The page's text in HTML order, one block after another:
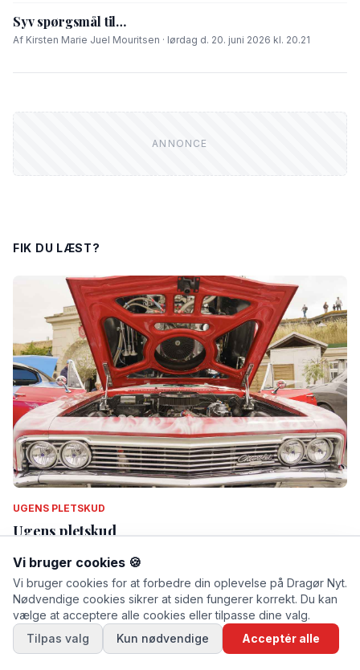
Syv spørgsmål til…
Af Kirsten Marie Juel Mouritsen · lørdag d. 20. juni 2026 kl. 20.21
FIK DU LÆST?
UGENS PLETSKUD
Ugens pletskud
Vi bruger cookies 🍪
Vi bruger cookies for at forbedre din oplevelse på Dragør Nyt.
Nødvendige cookies sikrer at siden fungerer korrekt. Du kan
vælge at acceptere alle cookies eller tilpasse dine valg.
Tilpas valg
Kun nødvendige Acceptér alle